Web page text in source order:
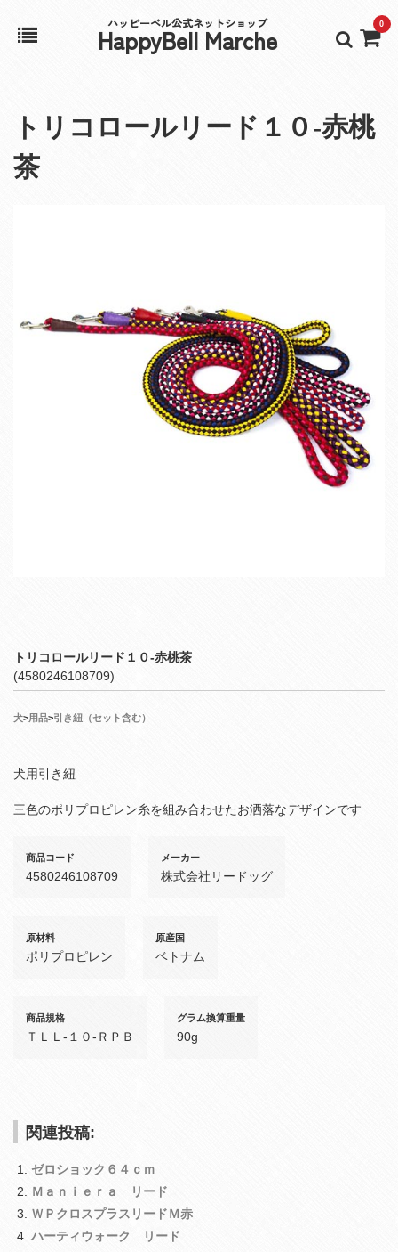
ハッピーベル公式ネットショップ
HappyBell Marche 0
アカウント
カート
トリコロールリード１０‐赤桃
茶
トリコロールリード１０‐赤桃茶
(4580246108709)
犬>用品>引き紐（セット含む）
犬用引き紐
三色のポリプロピレン糸を組み合わせたお洒落なデザインです
商品コード
4580246108709
メーカー
株式会社リードッグ
原材料
ポリプロピレン
原産国
ベトナム
商品規格
ＴＬＬ‐１０‐ＲＰＢ
グラム換算重量
90g
関連投稿:
ゼロショック６４ｃｍ
Ｍａｎｉｅｒａ リード
ＷＰクロスプラスリードＭ赤
ハーティウォーク リード